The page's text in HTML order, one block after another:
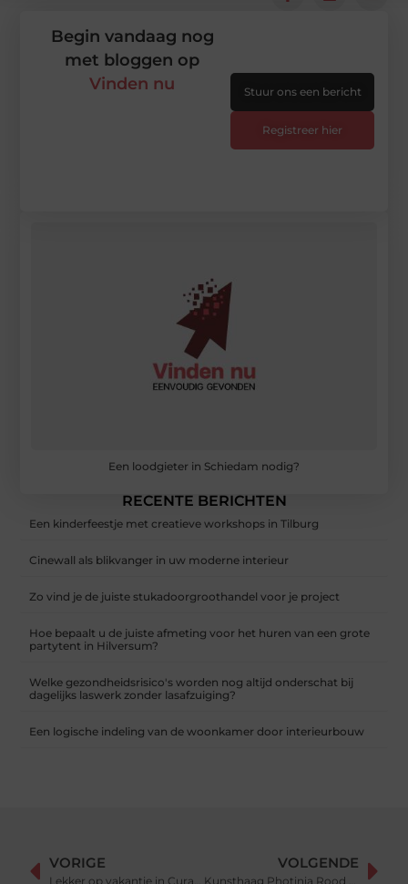
Een loodgieter in Schiedam nodig?
RECENTE BERICHTEN
Een kinderfeestje met creatieve workshops in Tilburg
Cinewall als blikvanger in uw moderne interieur
Zo vind je de juiste stukadoorgroothandel voor je project
Hoe bepaalt u de juiste afmeting voor het huren van een grote
partytent in Hilversum?
Welke gezondheidsrisico's worden nog altijd onderschat bij
dagelijks laswerk zonder lasafzuiging?
Een logische indeling van de woonkamer door interieurbouw
Begin vandaag nog
met bloggen op
Vinden nu
Stuur ons een bericht
Registreer hier
VORIGE
Lekker op vakantie in Curaçao
VOLGENDE
Kunsthaag Photinia Rood wanddecoratie